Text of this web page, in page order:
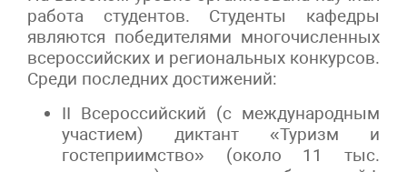
работа студентов. Студенты кафедры
являются победителями многочисленных
всероссийских и региональных конкурсов.
Среди последних достижений:
II Всероссийский (с международным
участием) диктант «Туризм и
гостеприимство» (около 11 тыс.